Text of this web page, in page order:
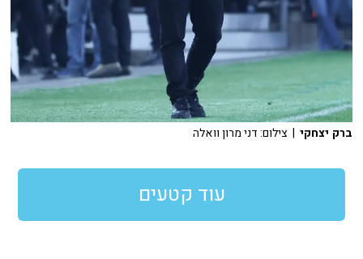
ברק יצחקי | צילום: דני מרון וואלה
עוד קטעים